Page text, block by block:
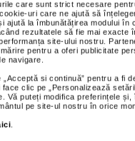
care sunt strict necesare
uri care ne ajută să
ajută la îmbunătățirea modului în
rezultatele să fie mai exacte
site-ului nostru.
pentru a oferi publicitate
navigare.
„Acceptă si continuă” pentru a fi
clic pe „Personalizează
Vă puteți modifica preferințele
pe site-ul nostru în orice
Growth sunt
infuzate cu
cresterea…
Beneficii:
par si
hraneste
întreg: 60,10 Lei
-40%